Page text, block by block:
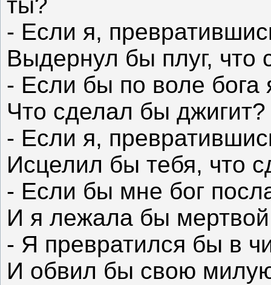
- Если я,
Выдернул бы плуг, что
- Если бы по воле
Что сделал бы джигит?
- Если я,
Исцелил бы тебя, что
- Если бы мне бог
И я лежала бы
- Я превратился бы в
И обвил бы свою